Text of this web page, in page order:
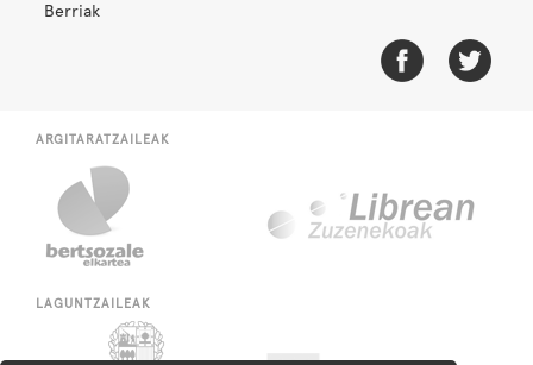
Berriak
ARGITARATZAILEAK
LAGUNTZAILEAK